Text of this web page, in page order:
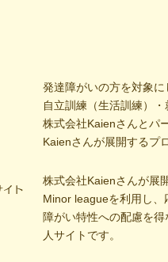
発達障がいの方を対象に
自立訓練（生活訓練）
株式会社Kaienさんとパ
Kaienさんが展開するプ
ト
株式会社Kaienさんが展
Minor leagueを利用し、
障がい特性への配慮を
人サイトです。